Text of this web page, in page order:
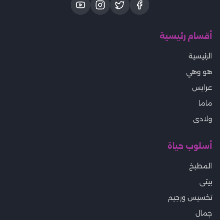
أقسام رئيسية
الرئيسية
هو وهي
عرايس
ماما
ولادى
أسلوب حياة
المطبخ
بيتى
تخسيس ورجيم
جمال